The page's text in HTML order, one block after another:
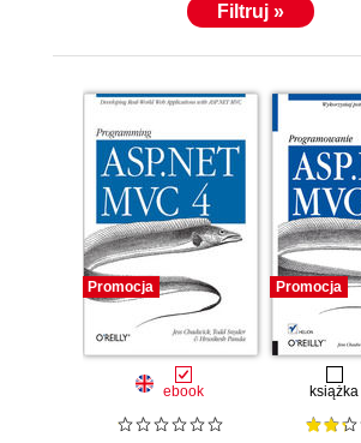
Filtruj »
Promocja
ebook
Promocja
książka